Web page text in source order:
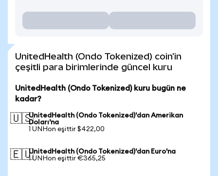
UnitedHealth (Ondo Tokenized) coin'in
çeşitli para birimlerinde güncel kuru
UnitedHealth (Ondo Tokenized) kuru bugün ne
kadar?
🇺🇸UnitedHealth (Ondo Tokenized)'dan Amerikan
Doları'na
1 UNHon eşittir $422,00
🇪🇺UnitedHealth (Ondo Tokenized)'dan Euro'na
1 UNHon eşittir €365,25